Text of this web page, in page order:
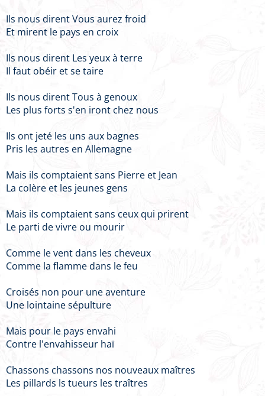
Ils nous dirent Vous aurez froid
Et mirent le pays en croix
Ils nous dirent Les yeux à terre
Il faut obéir et se taire
Ils nous dirent Tous à genoux
Les plus forts s'en iront chez nous
Ils ont jeté les uns aux bagnes
Pris les autres en Allemagne
Mais ils comptaient sans Pierre et Jean
La colère et les jeunes gens
Mais ils comptaient sans ceux qui prirent
Le parti de vivre ou mourir
Comme le vent dans les cheveux
Comme la flamme dans le feu
Croisés non pour une aventure
Une lointaine sépulture
Mais pour le pays envahi
Contre l'envahisseur haï
Chassons chassons nos nouveaux maîtres
Les pillards ls tueurs les traîtres